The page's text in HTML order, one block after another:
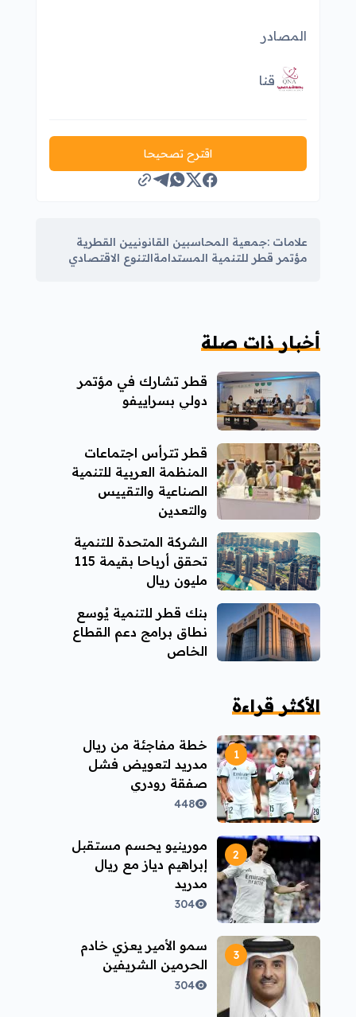
المصادر
قنا
اقترح تصحيحا
علامات :جمعية المحاسبين القانونيين القطرية
مؤتمر قطر للتنمية المستدامةالتنوع الاقتصادي
أخبار ذات صلة
قطر تشارك في مؤتمر
دولي بسراييفو
قطر تترأس اجتماعات
المنظمة العربية للتنمية
الصناعية والتقييس
والتعدين
الشركة المتحدة للتنمية
تحقق أرباحا بقيمة 115
مليون ريال
بنك قطر للتنمية يُوسع
نطاق برامج دعم القطاع
الخاص
الأكثر قراءة
خطة مفاجئة من ريال
مدريد لتعويض فشل
صفقة رودري
448
مورينيو يحسم مستقبل
إبراهيم دياز مع ريال
مدريد
304
سمو الأمير يعزي خادم
الحرمين الشريفين
304